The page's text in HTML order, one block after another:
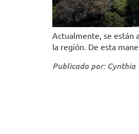
Actualmente, se están
la región. De esta
Publicado por: Cynthia